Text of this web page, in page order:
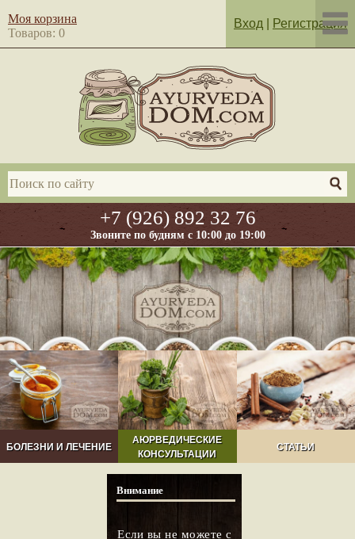
+7 (926) 892 32 76
Звоните по будням с 10:00 до 19:00
Моя корзина
Товаров: 0
Вход Регистрация
БОЛЕЗНИ И ЛЕЧЕНИЕ
АЮРВЕДИЧЕСКИЕ
КОНСУЛЬТАЦИИ
СТАТЬИ
Внимание
Если вы не можете с